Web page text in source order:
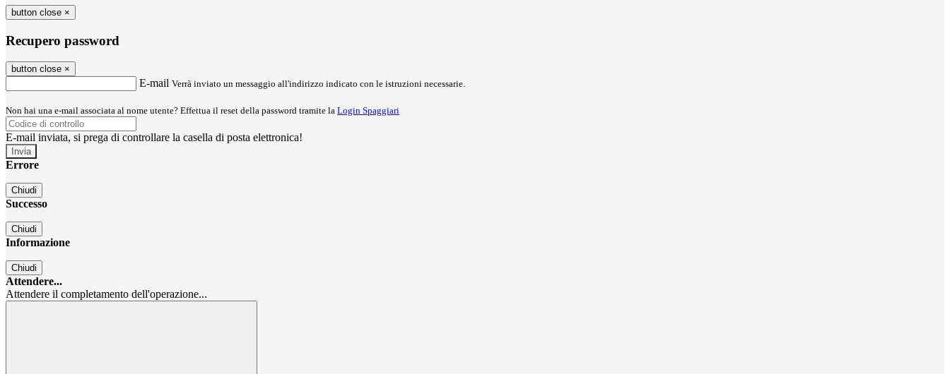
button close ×
Recupero password
button close ×
E-mail Verrà inviato un messaggio all'indirizzo indicato con le istruzioni necessarie.
Non hai una e-mail associata al nome utente? Effettua il reset della password tramite la Login Spaggiari
E-mail inviata, si prega di controllare la casella di posta elettronica!
Errore
Chiudi
Successo
Chiudi
Informazione
Chiudi
Attendere...
Attendere il completamento dell'operazione...